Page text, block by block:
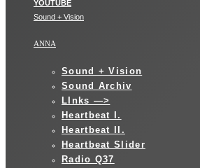
Sound + Vision
ANNA
Sound + Vision
Sound Archiv
LInks —>
Heartbeat I.
Heartbeat II.
Heartbeat Slider
Radio Q37